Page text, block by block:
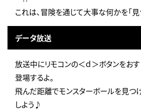
これは、冒険を通じて大事な何かを「見
データ放送
放送中にリモコンの＜ｄ＞ボタンをお
登場するよ。
飛んだ距離でモンスターボールを見つ
しよう♪